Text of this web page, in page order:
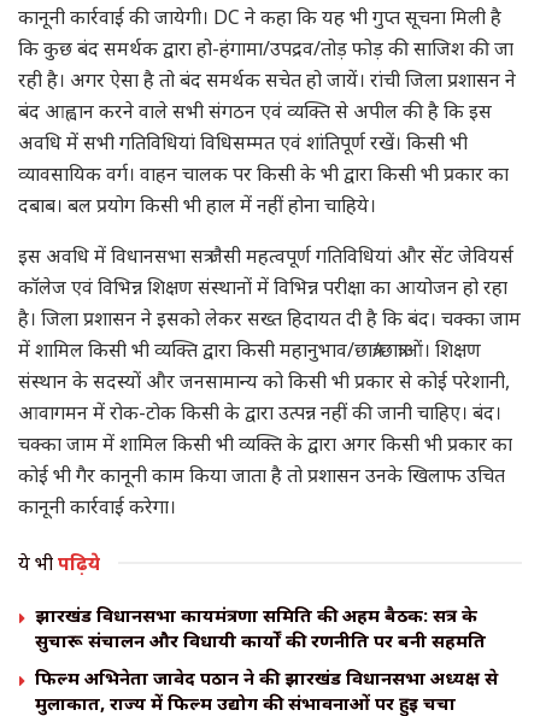
कानूनी कार्रवाई की जायेगी। DC ने कहा कि यह भी गुप्त सूचना मिली है
कि कुछ बंद समर्थक द्वारा हो-हंगामा/उपद्रव/तोड़ फोड़ की साजिश की जा
रही है। अगर ऐसा है तो बंद समर्थक सचेत हो जायें। रांची जिला प्रशासन ने
बंद आह्वान करने वाले सभी संगठन एवं व्यक्ति से अपील की है कि इस
अवधि में सभी गतिविधियां विधिसम्मत एवं शांतिपूर्ण रखें। किसी भी
व्यावसायिक वर्ग। वाहन चालक पर किसी के भी द्वारा किसी भी प्रकार का
दबाब। बल प्रयोग किसी भी हाल में नहीं होना चाहिये।
इस अवधि में विधानसभा सत्र जैसी महत्वपूर्ण गतिविधियां और सेंट जेवियर्स
कॉलेज एवं विभिन्न शिक्षण संस्थानों में विभिन्न परीक्षा का आयोजन हो रहा
है। जिला प्रशासन ने इसको लेकर सख्त हिदायत दी है कि बंद। चक्का जाम
में शामिल किसी भी व्यक्ति द्वारा किसी महानुभाव/छात्र/छात्राओं। शिक्षण
संस्थान के सदस्यों और जनसामान्य को किसी भी प्रकार से कोई परेशानी,
आवागमन में रोक-टोक किसी के द्वारा उत्पन्न नहीं की जानी चाहिए। बंद।
चक्का जाम में शामिल किसी भी व्यक्ति के द्वारा अगर किसी भी प्रकार का
कोई भी गैर कानूनी काम किया जाता है तो प्रशासन उनके खिलाफ उचित
कानूनी कार्रवाई करेगा।
ये भीपढ़िये
झारखंड विधानसभा कार्यमंत्रणा समिति की अहम बैठक: सत्र के
सुचारू संचालन और विधायी कार्यों की रणनीति पर बनी सहमति
फिल्म अभिनेता जावेद पठान ने की झारखंड विधानसभा अध्यक्ष से
मुलाकात, राज्य में फिल्म उद्योग की संभावनाओं पर हुई चर्चा